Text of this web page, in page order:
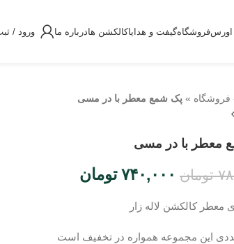
اورسفروشگاهگیفت و هدایاکالکشن هادرباره ما ورود /
فروشگاه » پک شمع معطر با در مسی
معطر با در مسی
تومان ۷۴۰,۰۰۰ تومان
معطر کالکشن لاله زار
این مجموعه همواره در تخفیف است